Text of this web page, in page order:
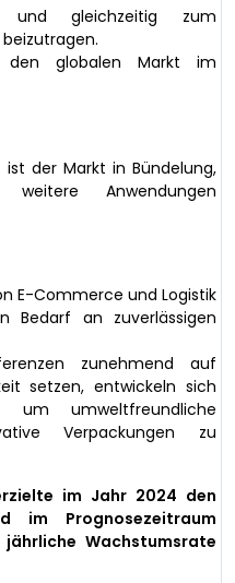
und gleichzeitig zum
den globalen Markt im
der Markt in Bündelung,
Anwendungen
E-Commerce und Logistik
Bedarf an zuverlässigen
zunehmend auf
setzen, entwickeln sich
um umweltfreundliche
Verpackungen zu
im Jahr 2024 den
im Prognosezeitraum
Wachstumsrate